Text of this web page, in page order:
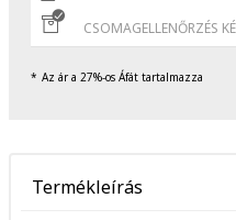
CSOMAGELLENŐRZÉS
Az ár a 27%-os Áfát tartalmazza
Termékleírás